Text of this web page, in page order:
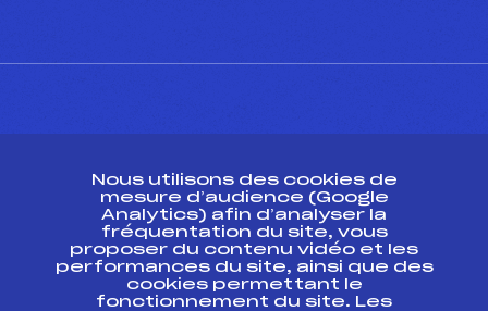
Ressources
Pass’Neige
Projet sportif fédéral
Nous utilisons des cookies de
mesure d’audience (Google
Analytics) afin d’analyser la
fréquentation du site, vous
proposer du contenu vidéo et les
performances du site, ainsi que des
cookies permettant le
fonctionnement du site. Les